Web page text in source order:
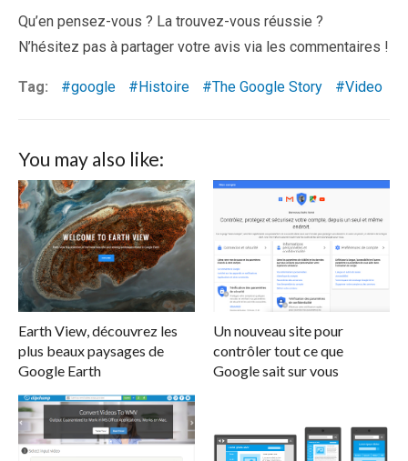
Qu’en pensez-vous ? La trouvez-vous réussie ?
N’hésitez pas à partager votre avis via les commentaires !
Tag: google Histoire The Google Story Video
You may also like:
Earth View, découvrez les
plus beaux paysages de
Google Earth
Un nouveau site pour
contrôler tout ce que
Google sait sur vous